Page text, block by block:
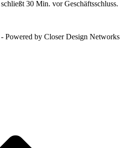
30 Min. vor Geschäftsschluss.
Powered by Closer Design Networks